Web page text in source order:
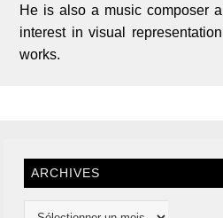
He is also a music composer
interest in visual
works.
ARCHIVES